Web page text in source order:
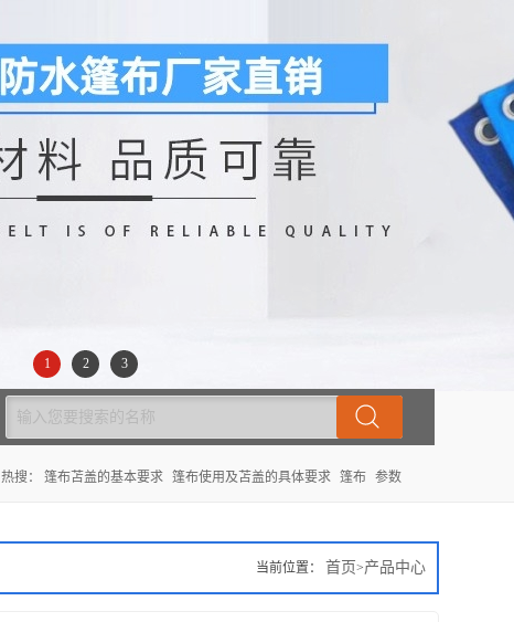
1 2 3
热搜： 篷布苫盖的基本要求 篷布使用及苫盖的具体要求 篷布 参数
当前位置： 首页>产品中心